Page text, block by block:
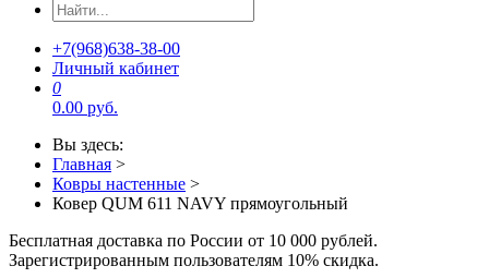
+7(968)638-38-00
Личный кабинет
0
0.00 руб.
Вы здесь:
Главная >
Ковры настенные >
Ковер QUM 611 NAVY прямоугольный
Бесплатная доставка по России от 10 000 рублей.
Зарегистрированным пользователям 10% скидка.